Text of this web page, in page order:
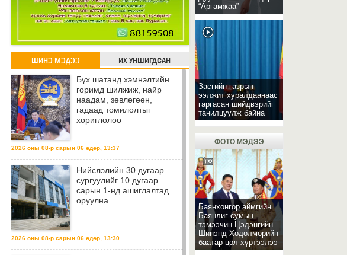
ШИНЭ МЭДЭЭ ИХ УНШИГДСАН
Бүх шатанд хэмнэлтийн
горимд шилжиж, найр
наадам, зөвлөгөөн,
гадаад томилолтыг
хориглолоо
2026 оны 08-р сарын 06 өдөр, 13:37
Нийслэлийн 30 дугаар
сургуулийг 10 дугаар
сарын 1-нд ашиглалтад
оруулна
2026 оны 08-р сарын 06 өдөр, 13:30
“Аргамжаа”
Засгийн газрын
ээлжит хуралдаанаас
гаргасан шийдвэрийг
танилцуулж байна
ФОТО МЭДЭЭ
Баянхонгор аймгийн
Баянлиг сумын
тэмээчин Цэдэнгийн
Шинэнд Хөдөлмөрийн
баатар цол хүртээлээ